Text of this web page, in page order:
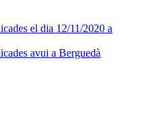
el dia 12/11/2020 a
avui a Berguedà